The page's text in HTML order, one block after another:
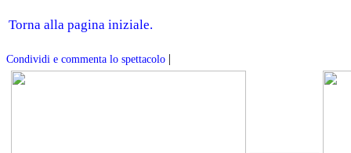
Torna alla pagina iniziale.
Condividi e commenta lo spettacolo |